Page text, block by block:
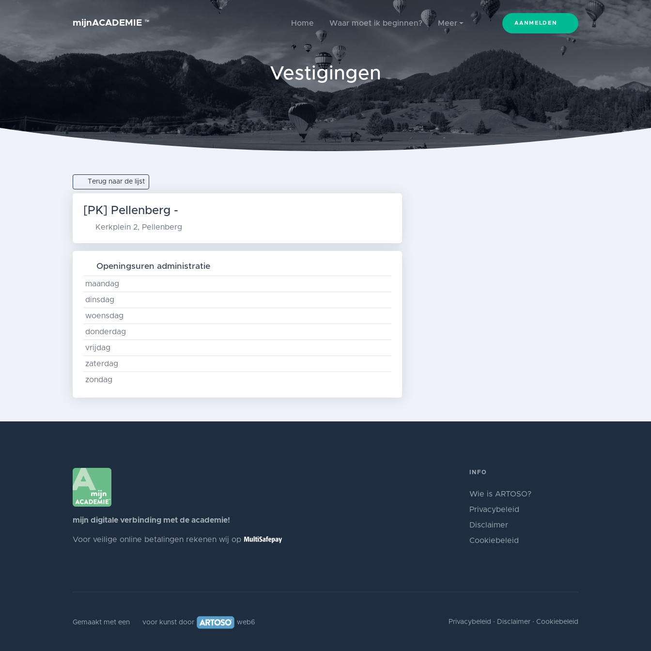
mijnACADEMIE ™ Home Waar moet ik beginnen? Meer AANMELDEN
Vestigingen
Terug naar de lijst
[PK] Pellenberg -
Kerkplein 2, Pellenberg
Openingsuren administratie
maandag
dinsdag
woensdag
donderdag
vrijdag
zaterdag
zondag
mijn digitale verbinding met de academie!
Voor veilige online betalingen rekenen wij op
INFO
Wie is ARTOSO?
Privacybeleid
Disclaimer
Cookiebeleid
Gemaakt met een voor kunst door web6 Privacybeleid · Disclaimer · Cookiebeleid